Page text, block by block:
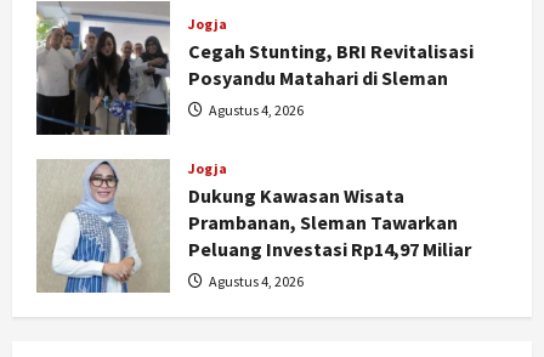
Jogja
Cegah Stunting, BRI Revitalisasi
Posyandu Matahari di Sleman
Agustus 4, 2026
Jogja
Dukung Kawasan Wisata
Prambanan, Sleman Tawarkan
Peluang Investasi Rp14,97 Miliar
Agustus 4, 2026
2
Nasional
BRIN Kembangkan Sepatu Murah
Mulai Rp75 Ribu untuk Sekolah
Rakyat